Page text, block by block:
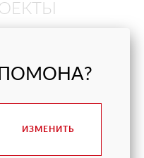
ИЗМЕНИТЬ